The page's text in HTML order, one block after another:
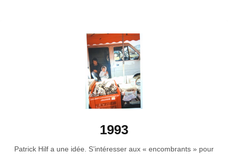
1993
Patrick Hilf a une idée. S’intéresser aux « encombrants » pour